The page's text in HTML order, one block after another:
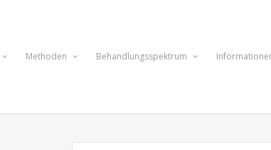
Methoden Behandlungsspektrum